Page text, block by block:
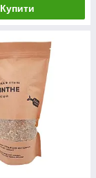
Купити